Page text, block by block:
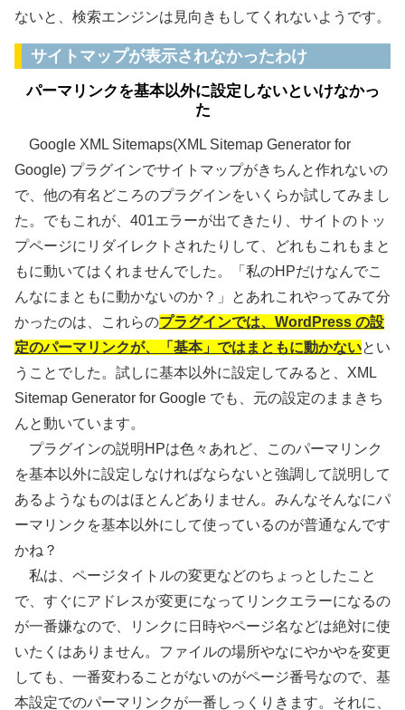
ないと、検索エンジンは見向きもしてくれないようです。
サイトマップが表示されなかったわけ
パーマリンクを基本以外に設定しないといけなかっ
た
Google XML Sitemaps(XML Sitemap Generator for
Google) プラグインでサイトマップがきちんと作れないの
で、他の有名どころのプラグインをいくらか試してみまし
た。でもこれが、401エラーが出てきたり、サイトのトッ
プページにリダイレクトされたりして、どれもこれもまと
もに動いてはくれませんでした。「私のHPだけなんでこ
んなにまともに動かないのか？」とあれこれやってみて分
かったのは、これらのプラグインでは、WordPress の設
定のパーマリンクが、「基本」ではまともに動かないとい
うことでした。試しに基本以外に設定してみると、XML
Sitemap Generator for Google でも、元の設定のままきち
んと動いています。
プラグインの説明HPは色々あれど、このパーマリンク
を基本以外に設定しなければならないと強調して説明して
あるようなものはほとんどありません。みんなそんなにパ
ーマリンクを基本以外にして使っているのが普通なんです
かね？
私は、ページタイトルの変更などのちょっとしたこと
で、すぐにアドレスが変更になってリンクエラーになるの
が一番嫌なので、リンクに日時やページ名などは絶対に使
いたくはありません。ファイルの場所やなにやかやを変更
しても、一番変わることがないのがページ番号なので、基
本設定でのパーマリンクが一番しっくりきます。それに、